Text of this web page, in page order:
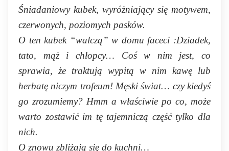
Śniadaniowy kubek, wyróżniający się motywem,
czerwonych, poziomych pasków.
O ten kubek “walczą” w domu faceci :Dziadek,
tato, mąż i chłopcy… Coś w nim jest, co
sprawia, że traktują wypitą w nim kawę lub
herbatę niczym trofeum! Męski świat… czy kiedyś
go zrozumiemy? Hmm a właściwie po co, może
warto zostawić im tę tajemniczą część tylko dla
nich.
O znowu zbliżają się do kuchni…